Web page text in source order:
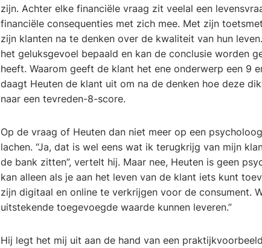
zijn. Achter elke financiële vraag zit veelal een
financiële consequenties met zich mee. Met zijn
zijn klanten na te denken over de kwaliteit van hun
het geluksgevoel bepaald en kan de conclusie worden
heeft. Waarom geeft de klant het ene onderwerp een 9
daagt Heuten de klant uit om na de denken hoe deze
naar een tevreden-8-score.
Op de vraag of Heuten dan niet meer op een
lachen. “Ja, dat is wel eens wat ik terugkrijg van mijn
de bank zitten”, vertelt hij. Maar nee, Heuten is geen
kan alleen als je aan het leven van de klant iets kunt
zijn digitaal en online te verkrijgen voor de consument.
uitstekende toegevoegde waarde kunnen leveren.”
Hij legt het mij uit aan de hand van een